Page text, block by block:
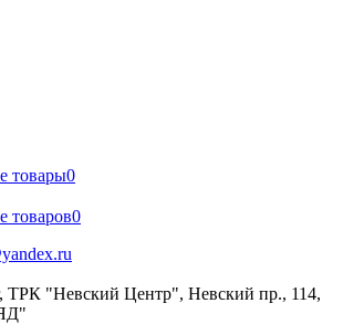
товары0
товаров0
ТРК "Невский Центр", Невский пр., 114,